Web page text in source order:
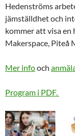
Hedenströms
jämställdhet och
kommer att visa en
Makerspace, Piteå
Mer infooch
Program i PDF.